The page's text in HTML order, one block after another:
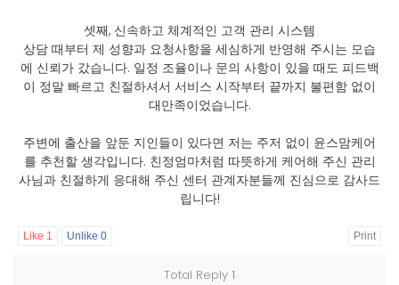
셋째, 신속하고 체계적인 고객 관리 시스템
상담 때부터 제 성향과 요청사항을 세심하게 반영해 주시는 모습
에 신뢰가 갔습니다. 일정 조율이나 문의 사항이 있을 때도 피드백
이 정말 빠르고 친절하셔서 서비스 시작부터 끝까지 불편함 없이
대만족이었습니다.
주변에 출산을 앞둔 지인들이 있다면 저는 주저 없이 윤스맘케어
를 추천할 생각입니다. 친정엄마처럼 따뜻하게 케어해 주신 관리
사님과 친절하게 응대해 주신 센터 관계자분들께 진심으로 감사드
립니다!
Like 1 Unlike 0 Print
Total Reply 1